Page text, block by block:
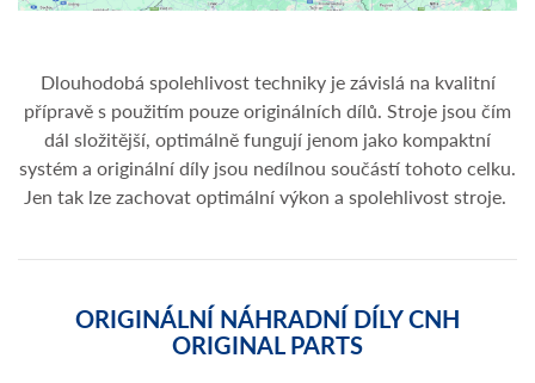
Dlouhodobá spolehlivost techniky je závislá na kvalitní
přípravě s použitím pouze originálních dílů. Stroje jsou čím
dál složitější, optimálně fungují jenom jako kompaktní
systém a originální díly jsou nedílnou součástí tohoto celku.
Jen tak lze zachovat optimální výkon a spolehlivost stroje.
ORIGINÁLNÍ NÁHRADNÍ DÍLY CNH
ORIGINAL PARTS